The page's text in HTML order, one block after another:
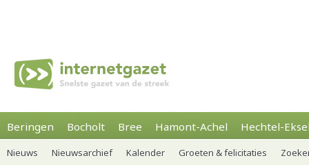
Beringen Bocholt Bree Hamont-Achel Hechtel-
Nieuws Nieuwsarchief Kalender Groeten & felicitaties